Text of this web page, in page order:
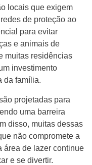
locais que exigem
de proteção ao
para evitar
e animais de
muitas residências
investimento
da família.
projetadas para
uma barreira
disso, muitas dessas
não compromete a
área de lazer continue
e se divertir.